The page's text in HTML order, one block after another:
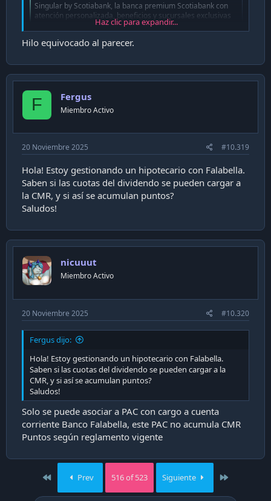
Singular by Scotiabank, la banca premium Scotiabank con
atención personalizada, beneficios y sucursales exclusivas
para una experiencia financiera diferente.
Igual está interesante, se supone que ahora cobran por
plan que ya incluye mantención de TC, no como ahora que
la mantención de la TC iba por separado del plan.
Alguien tiene más info? Han hecho el cambio?
Haz clic para expandir...
Hilo equivocado al parecer.
F Fergus
Miembro Activo
20 Noviembre 2025 #10.319
Hola! Estoy gestionando un hipotecario con Falabella.
Saben si las cuotas del dividendo se pueden cargar a
la CMR, y si así se acumulan puntos?
Saludos!
nicuuut
Miembro Activo
20 Noviembre 2025 #10.320
Fergus dijo:
Hola! Estoy gestionando un hipotecario con Falabella.
Saben si las cuotas del dividendo se pueden cargar a la
CMR, y si así se acumulan puntos?
Saludos!
Solo se puede asociar a PAC con cargo a cuenta
corriente Banco Falabella, este PAC no acumula CMR
Puntos según reglamento vigente
First Prev 516 of 523 Siguiente